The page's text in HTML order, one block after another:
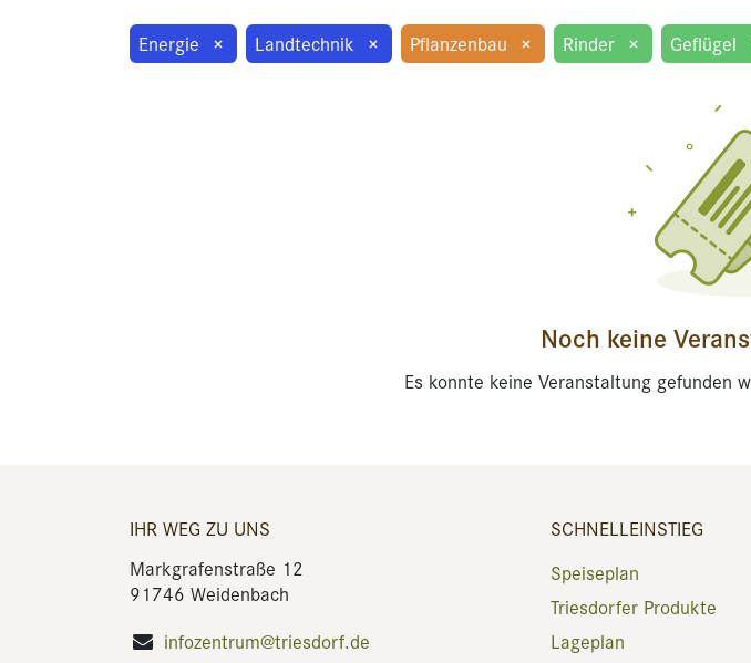
Energie × Landtechnik × Pflanzenbau × Rinder × Geflügel
Noch keine
Es konnte keine Veranstaltung gefunden
IHR WEG ZU UNS
Markgrafenstraße 12
91746 Weidenbach
infozentrum@triesdorf.de
SCHNELLEINSTIEG
Speiseplan
Triesdorfer Produkte
Lageplan